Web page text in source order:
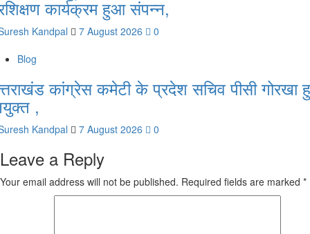
कार्यक्रम हुआ संपन्न,
Kandpal 7 August 2026
0
Blog
कांग्रेस कमेटी के प्रदेश सचिव पीसी गोरखा
,
Kandpal 7 August 2026 0
Leave a Reply
Your email address will not be published. Required fields are marked *